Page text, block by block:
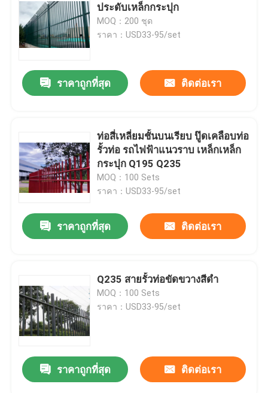
ประดับเหล็กกระปุก
MOQ：200 ชุด
ราคา：USD33-95/set
ราคาถูกที่สุด ติดต่อเรา
ท่อสี่เหลี่ยมชั้นบนเรียบ ปู๊ดเคลือบท่อ
รั้วท่อ รถไฟฟ้าแนวราบ เหล็กเหล็ก
กระปุก Q195 Q235
MOQ：100 Sets
ราคา：USD33-95/set
ราคาถูกที่สุด ติดต่อเรา
Q235 สายรั้วท่อขัดขวางสีดํา
MOQ：100 Sets
ราคา：USD33-95/set
ราคาถูกที่สุด ติดต่อเรา